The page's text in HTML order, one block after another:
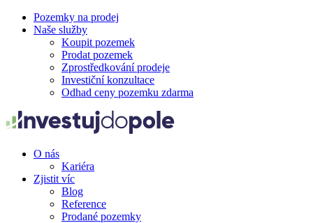
Pozemky na prodej
Naše služby
Koupit pozemek
Prodat pozemek
Zprostředkování prodeje
Investiční konzultace
Odhad ceny pozemku zdarma
O nás
Kariéra
Zjistit víc
Blog
Reference
Prodané pozemky